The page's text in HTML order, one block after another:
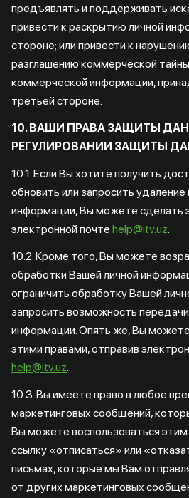
предъявлять и поддерживать
привести к раскрытию личной
стороне; или привести к
разглашению коммерческой
коммерческой информации,
третьей стороне.
10. ВАШИ ПРАВА ЗАЩИТЫ
РЕГУЛИРОВАНИИ ЗАЩИТЫ
10.1. Если Вы хотите получить
обновить или запросить удаление
информации, Вы можете сделать
электронной почте help@itv.uz.
10.2. Кроме того, Вы можете
обработки Вашей личной
ограничить обработку Вашей
запросить возможность
информации. Опять же, Вы можете
этими правами, отправив
help@itv.uz.
10.3. Вы имеете право в любое
маркетинговых сообщений,
Вы можете воспользоваться этим
ссылку «отписаться» или
письмах, которые мы Вам
от других маркетинговых